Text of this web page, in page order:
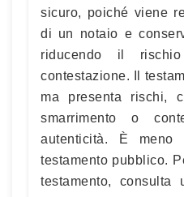
sicuro, poiché viene
di un notaio e
riducendo il
contestazione. Il
ma presenta rischi,
smarrimento o
autenticità. È
testamento pubblico.
testamento, consulta